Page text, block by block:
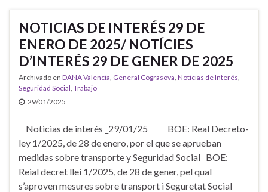
NOTICIAS DE INTERÉS 29 DE
ENERO DE 2025/ NOTÍCIES
D’INTERÉS 29 DE GENER DE 2025
Archivado en DANA Valencia General Cograsova Noticias de Interés
Seguridad Social Trabajo
29/01/2025
Noticias de interés _29/01/25 BOE: Real Decreto-
ley 1/2025, de 28 de enero, por el que se aprueban
medidas sobre transporte y Seguridad Social BOE:
Reial decret llei 1/2025, de 28 de gener, pel qual
s’aproven mesures sobre transport i Seguretat Social